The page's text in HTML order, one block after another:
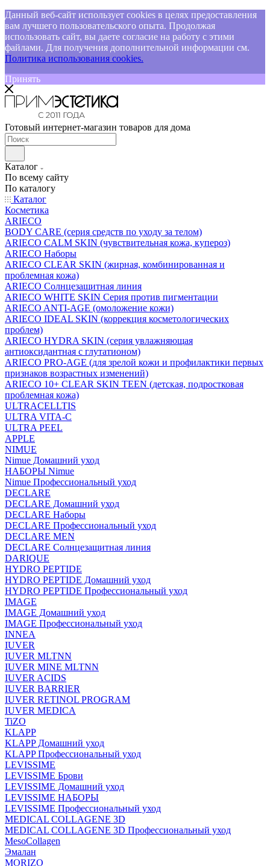
Данный веб-сайт использует cookies в целях предоставления
вам лучшего пользовательского опыта. Продолжая
использовать сайт, вы даете согласие на работу с этими
файлами. Для получения дополнительной информации см.
Политика использования cookies.
Принять
Готовый интернет-магазин товаров для дома
Каталог
По всему сайту
По каталогу
Каталог
Косметика
ARIECO
BODY CARE (серия средств по уходу за телом)
ARIECO CALM SKIN (чувствительная кожа, купероз)
ARIECO Наборы
ARIECO CLEAR SKIN (жирная, комбинированная и
проблемная кожа)
ARIECO Солнцезащитная линия
ARIECO WHITE SKIN Серия против пигментации
ARIECO ANTI-AGE (омоложение кожи)
ARIECO IDEAL SKIN (коррекция косметологических
проблем)
ARIECO HYDRA SKIN (серия увлажняющая
антиоксидантная с глутатионом)
ARIECO PRO-AGE (для зрелой кожи и профилактики первых
признаков возрастных изменений)
ARIECO 10+ CLEAR SKIN TEEN (детская, подростковая
проблемная кожа)
ULTRACELLTIS
ULTRA VITA-C
ULTRA PEEL
APPLE
NIMUE
Nimue Домашний уход
НАБОРЫ Nimue
Nimue Профессиональный уход
DECLARE
DECLARE Домашний уход
DECLARE Наборы
DECLARE Профессиональный уход
DECLARE MEN
DECLARE Солнцезащитная линия
DARIQUE
HYDRO PEPTIDE
HYDRO PEPTIDE Домашний уход
HYDRO PEPTIDE Профессиональный уход
IMAGE
IMAGE Домашний уход
IMAGE Профессиональный уход
INNEA
IUVER
IUVER MLTNN
IUVER MINE MLTNN
IUVER ACIDS
IUVER BARRIER
IUVER RETINOL PROGRAM
IUVER MEDICA
TiZO
KLAPP
KLAPP Домашний уход
KLAPP Профессиональный уход
LEVISSIME
LEVISSIME Брови
LEVISSIME Домашний уход
LEVISSIME НАБОРЫ
LEVISSIME Профессиональный уход
MEDICAL COLLAGENE 3D
MEDICAL COLLAGENE 3D Профессиональный уход
MesoCollagen
Эмалан
MORIZO